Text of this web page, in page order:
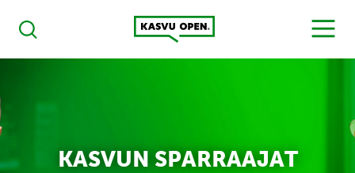
Haku
Kasvu Open
MENU
KASVUN SPARRAAJAT